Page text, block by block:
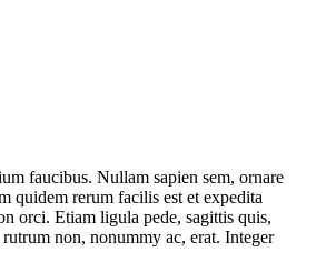
faucibus. Nullam sapien sem, ornare
quidem rerum facilis est et expedita
orci. Etiam ligula pede, sagittis quis,
non, nonummy ac, erat. Integer